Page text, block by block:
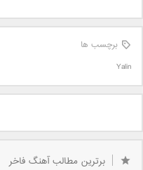
برچسب ها
Yalin
برترین مطالب آهنگ فاخر